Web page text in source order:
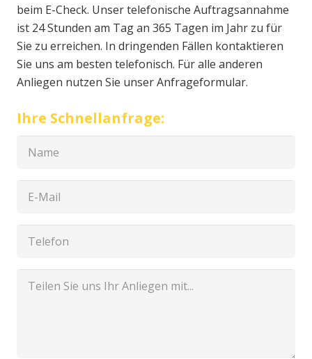
beim E-Check. Unser telefonische Auftragsannahme
ist 24 Stunden am Tag an 365 Tagen im Jahr zu für
Sie zu erreichen. In dringenden Fällen kontaktieren
Sie uns am besten telefonisch. Für alle anderen
Anliegen nutzen Sie unser Anfrageformular.
Ihre Schnellanfrage: